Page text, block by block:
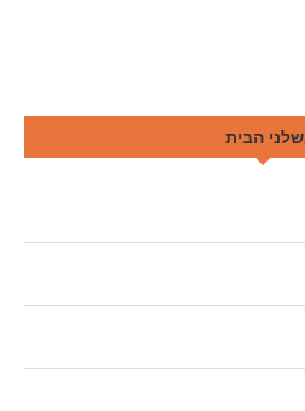
הבית